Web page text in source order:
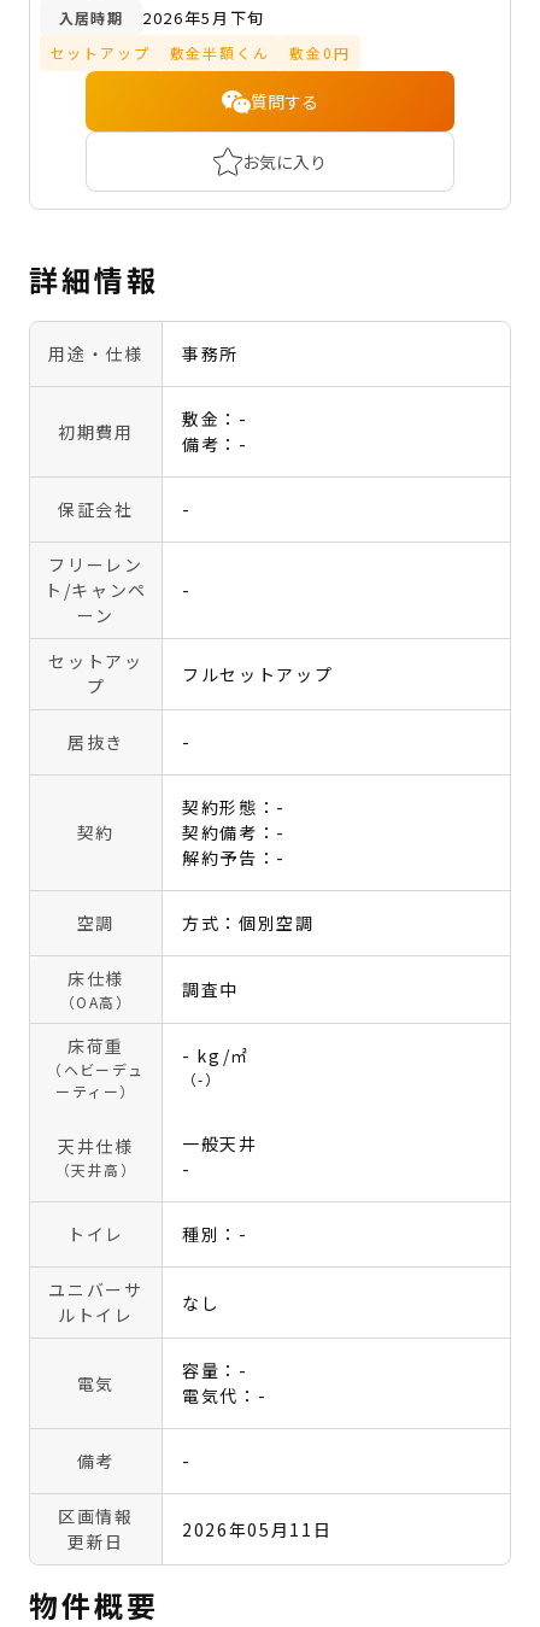
入居時期 2026年5月下旬
セットアップ 敷金半額くん 敷金0円
質問する
お気に入り
詳細情報
用途・仕様 事務所
初期費用
敷金：-
備考：-
保証会社 -
フリーレン
ト /キャンペ
ーン
-
セットアッ
プ
フルセットアップ
居抜き -
契約
契約形態：-
契約備考：-
解約予告：-
空調 方式：個別空調
床仕様
（OA高）
調査中
床荷重
（ヘビーデュ
ーティー）
- kg/㎡
（-）
天井仕様
（天井高）
一般天井
-
トイレ 種別：-
ユニバーサ
ルトイレ
なし
電気
容量：-
電気代：-
備考 -
区画情報
更新日
2026年05月11日
物件概要